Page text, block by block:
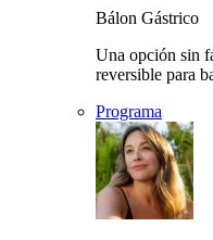
Bálon Gástrico
Una opción sin
reversible para
Programa